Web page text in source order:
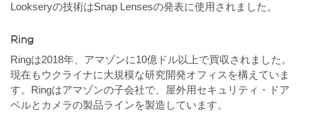
Lookseryの技術はSnap Lensesの発表に使用されました。
Ring
Ringは2018年、アマゾンに10億ドル以上で買収されました。
現在もウクライナに大規模な研究開発オフィスを構えていま
す。Ringはアマゾンの子会社で、屋外用セキュリティ・ドア
ベルとカメラの製品ラインを製造しています。